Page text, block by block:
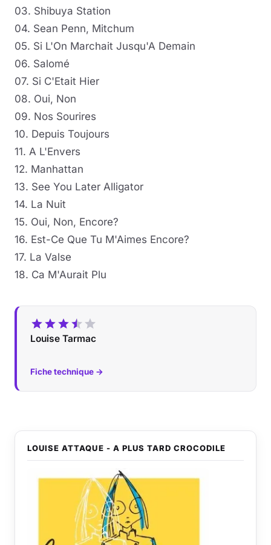
03. Shibuya Station
04. Sean Penn, Mitchum
05. Si L'On Marchait Jusqu'A Demain
06. Salomé
07. Si C'Etait Hier
08. Oui, Non
09. Nos Sourires
10. Depuis Toujours
11. A L'Envers
12. Manhattan
13. See You Later Alligator
14. La Nuit
15. Oui, Non, Encore?
16. Est-Ce Que Tu M'Aimes Encore?
17. La Valse
18. Ca M'Aurait Plu
Louise Tarmac
Fiche technique →
LOUISE ATTAQUE - A PLUS TARD CROCODILE